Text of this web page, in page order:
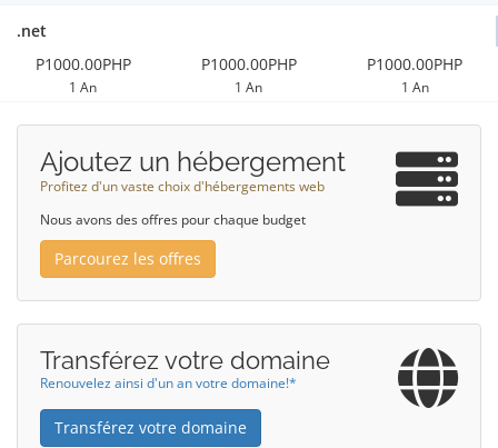
.net
P1000.00PHP
1 An
P1000.00PHP
1 An
P1000.00PHP
1 An
Ajoutez un hébergement
Profitez d'un vaste choix d'hébergements web
Nous avons des offres pour chaque budget
Parcourez les offres
Transférez votre domaine
Renouvelez ainsi d'un an votre domaine!*
Transférez votre domaine